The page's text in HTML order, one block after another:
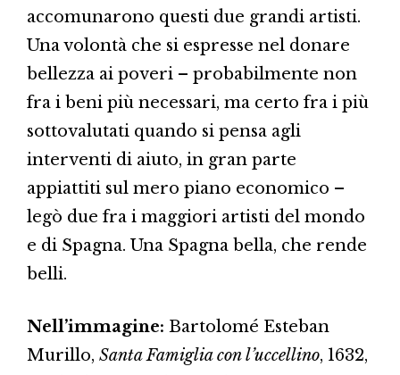
accomunarono questi due grandi artisti.
Una volontà che si espresse nel donare
bellezza ai poveri – probabilmente non
fra i beni più necessari, ma certo fra i più
sottovalutati quando si pensa agli
interventi di aiuto, in gran parte
appiattiti sul mero piano economico –
legò due fra i maggiori artisti del mondo
e di Spagna. Una Spagna bella, che rende
belli.
Nell’immagine: Bartolomé Esteban
Murillo, Santa Famiglia con l’uccellino, 1632,